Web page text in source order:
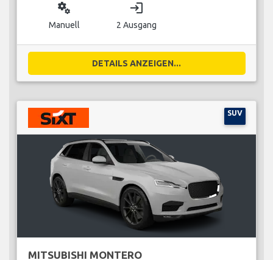
miscellaneous_services
Manuell
login
2 Ausgang
DETAILS ANZEIGEN...
SUV
MITSUBISHI MONTERO